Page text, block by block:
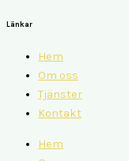
Länkar
Hem
Om oss
Tjänster
Kontakt
Hem